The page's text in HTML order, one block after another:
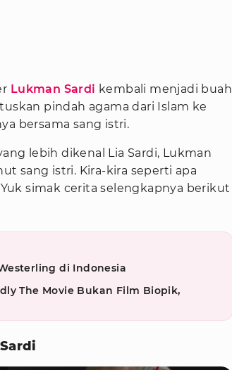
Lukman Sardi kembali menjadi buah
pindah agama dari Islam ke
bersama sang istri.
lebih dikenal Lia Sardi, Lukman
sang istri. Kira-kira seperti apa
simak cerita selengkapnya berikut
di Indonesia
The Movie Bukan Film Biopik,